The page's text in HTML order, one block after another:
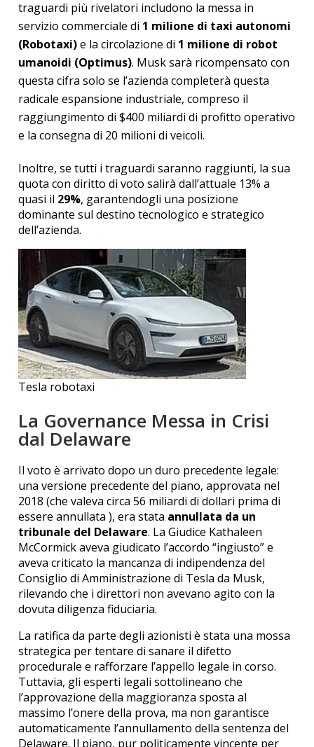
traguardi più rivelatori includono la messa in
servizio commerciale di 1 milione di taxi autonomi
(Robotaxi)e la circolazione di 1 milione di robot
umanoidi (Optimus). Musk sarà ricompensato con
questa cifra solo se l’azienda completerà questa
radicale espansione industriale, compreso il
raggiungimento di $400 miliardi di profitto operativo
e la consegna di 20 milioni di veicoli.
Inoltre, se tutti i traguardi saranno raggiunti, la sua
quota con diritto di voto salirà dall’attuale 13% a
quasi il 29%, garantendogli una posizione
dominante sul destino tecnologico e strategico
dell’azienda.
Tesla robotaxi
La Governance Messa in Crisi
dal Delaware
Il voto è arrivato dopo un duro precedente legale:
una versione precedente del piano, approvata nel
2018 (che valeva circa 56 miliardi di dollari prima di
essere annullata ), era stata annullata da un
tribunale del Delaware. La Giudice Kathaleen
McCormick aveva giudicato l’accordo “ingiusto” e
aveva criticato la mancanza di indipendenza del
Consiglio di Amministrazione di Tesla da Musk,
rilevando che i direttori non avevano agito con la
dovuta diligenza fiduciaria.
La ratifica da parte degli azionisti è stata una mossa
strategica per tentare di sanare il difetto
procedurale e rafforzare l’appello legale in corso.
Tuttavia, gli esperti legali sottolineano che
l’approvazione della maggioranza sposta al
massimo l’onere della prova, ma non garantisce
automaticamente l’annullamento della sentenza del
Delaware. Il piano, pur politicamente vincente per